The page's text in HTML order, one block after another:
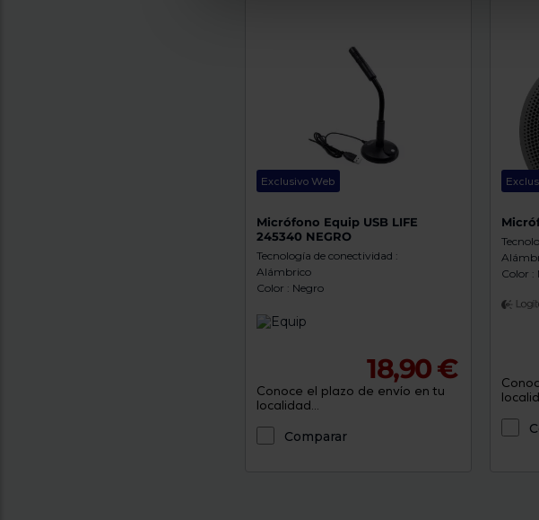
Exclusivo Web
Micrófono Equip USB LIFE
245340 NEGRO
Tecnología de conectividad :
Alámbrico
Color : Negro
18,90 €
Conoce el plazo de envío en tu
localidad...
Comparar
Color :